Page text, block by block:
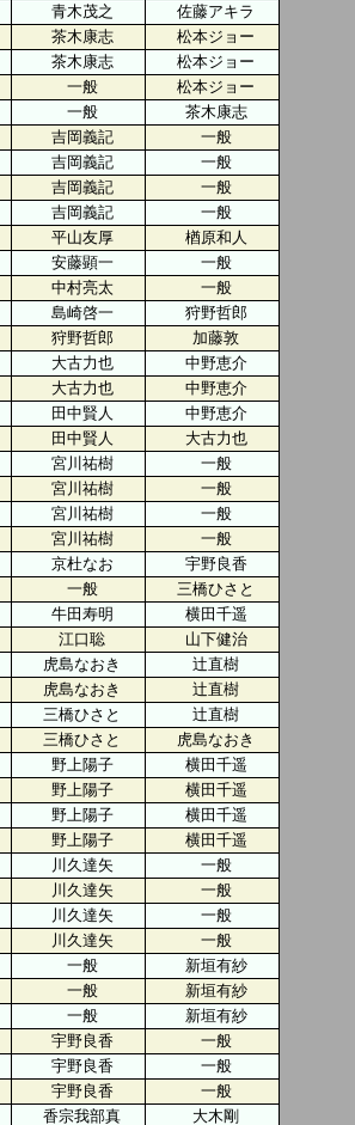
青木茂之
佐藤アキラ
茶木康志
松本ジョー
茶木康志
松本ジョー
一般
松本ジョー
一般
茶木康志
吉岡義記
一般
吉岡義記
一般
吉岡義記
一般
吉岡義記
一般
平山友厚
楢原和人
安藤顕一
一般
中村亮太
一般
島崎啓一
狩野哲郎
狩野哲郎
加藤敦
大古力也
中野恵介
大古力也
中野恵介
田中賢人
中野恵介
田中賢人
大古力也
宮川祐樹
一般
宮川祐樹
一般
宮川祐樹
一般
宮川祐樹
一般
京杜なお
宇野良香
一般
三橋ひさと
牛田寿明
横田千遥
江口聡
山下健治
虎島なおき
辻直樹
虎島なおき
辻直樹
三橋ひさと
辻直樹
三橋ひさと
虎島なおき
野上陽子
横田千遥
野上陽子
横田千遥
野上陽子
横田千遥
野上陽子
横田千遥
川久達矢
一般
川久達矢
一般
川久達矢
一般
川久達矢
一般
一般
新垣有紗
一般
新垣有紗
一般
新垣有紗
宇野良香
一般
宇野良香
一般
宇野良香
一般
香宗我部真
大木剛